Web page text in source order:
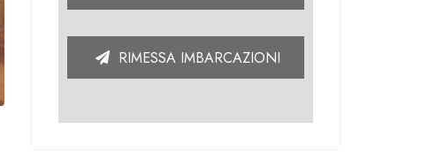
RIMESSA IMBARCAZIONI